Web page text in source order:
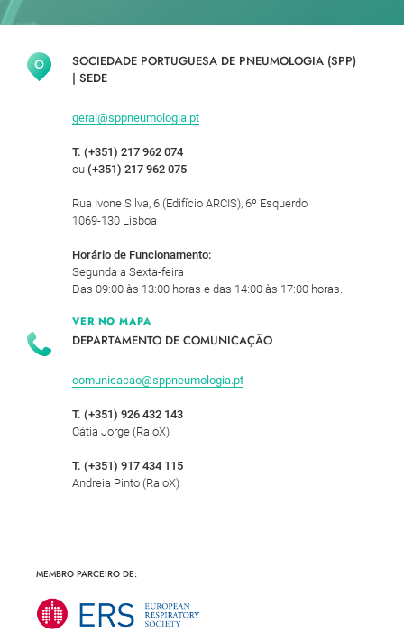
SOCIEDADE PORTUGUESA DE PNEUMOLOGIA (SPP)
| SEDE
geral@sppneumologia.pt
T. (+351) 217 962 074
ou (+351) 217 962 075
Rua Ivone Silva, 6 (Edifício ARCIS), 6º Esquerdo
1069-130 Lisboa
Horário de Funcionamento:
Segunda a Sexta-feira
Das 09:00 às 13:00 horas e das 14:00 às 17:00 horas.
VER NO MAPA
DEPARTAMENTO DE COMUNICAÇÃO
comunicacao@sppneumologia.pt
T. (+351) 926 432 143
Cátia Jorge (RaioX)
T. (+351) 917 434 115
Andreia Pinto (RaioX)
MEMBRO PARCEIRO DE: